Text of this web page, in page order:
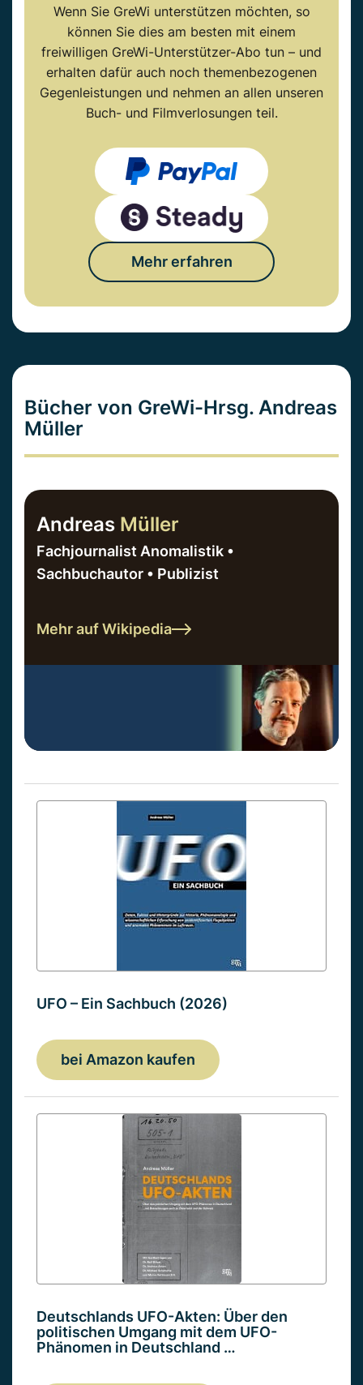
Wenn Sie GreWi unterstützen möchten, so
können Sie dies am besten mit einem
freiwilligen GreWi-Unterstützer-Abo tun – und
erhalten dafür auch noch themenbezogenen
Gegenleistungen und nehmen an allen unseren
Buch- und Filmverlosungen teil.
Mehr erfahren
Bücher von GreWi-Hrsg. Andreas
Müller
Andreas Müller
Fachjournalist Anomalistik •
Sachbuchautor • Publizist
Mehr auf Wikipedia
UFO – Ein Sachbuch (2026)
bei Amazon kaufen
Deutschlands UFO-Akten: Über den
politischen Umgang mit dem UFO-
Phänomen in Deutschland …